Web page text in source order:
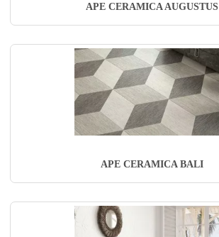
APE CERAMICA AUGUSTUS
APE CERAMICA BALI